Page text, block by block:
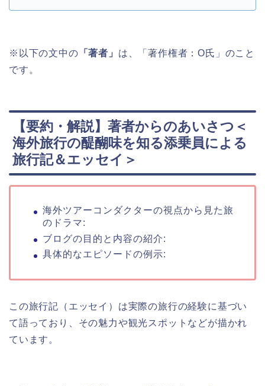
※以下の文中の 「著者」 は、「著作権者：O氏」のこと
です。
【要約・解説】著者からのあいさつ＜
海外旅行の醍醐味を知る添乗員による
旅行記＆エッセイ＞
海外ツアーコンダクターの視点から見た旅
のドラマ:
ブログの目的と内容の紹介:
具体的なエピソードの例示:
この旅行記（エッセイ）は実際の旅行の経験に基づい
て語っており、その魅力や観光スポットなどが描かれ
ています。